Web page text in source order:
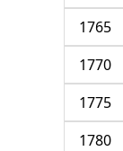
1765
1770
1775
1780